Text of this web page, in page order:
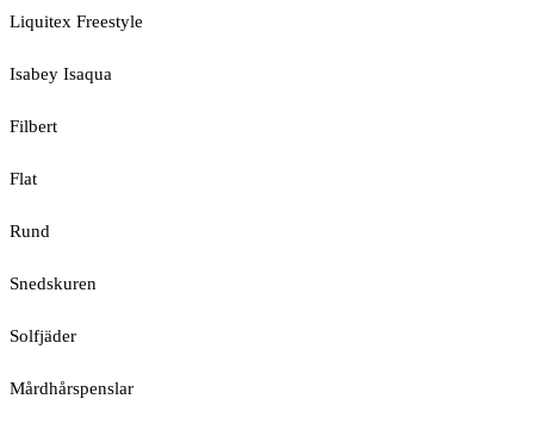
Liquitex Freestyle
Isabey Isaqua
Filbert
Flat
Rund
Snedskuren
Solfjäder
Mårdhårspenslar